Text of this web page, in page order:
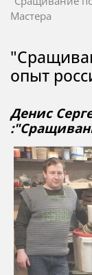
Мастера
опыт
Денис